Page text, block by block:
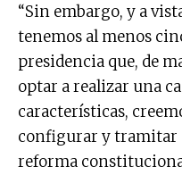
“Sin embargo, y a
tenemos al menos
presidencia que, de
optar a realizar una
características,
configurar y tramitar
reforma